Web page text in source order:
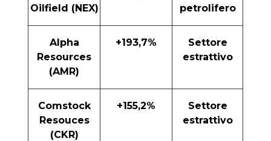
Oilfield (NEX)
petrolifero
Alpha
Resources
(AMR)
+193,7%
Settore
estrattivo
Comstock
Resouces
(CKR)
+155,2%
Settore
estrattivo